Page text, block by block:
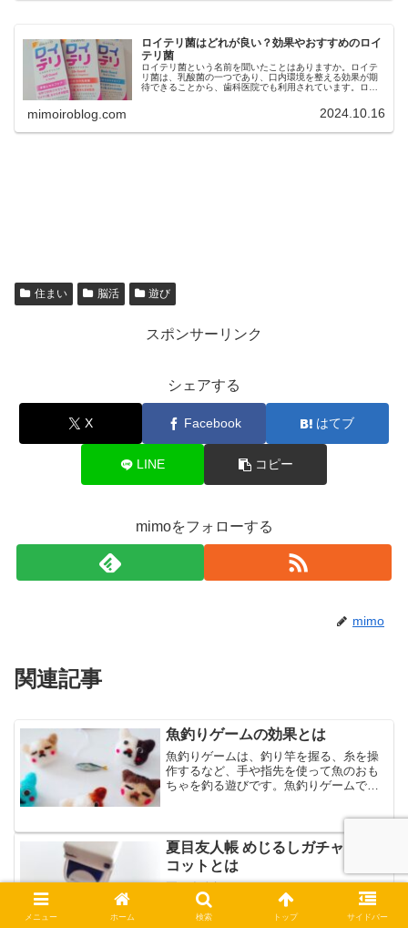
ロイテリ菌はどれが良い？効果やおすすめのロイ
テリ菌
ロイテリ菌という名前を聞いたことはありますか。ロイテ
リ菌は、乳酸菌の一つであり、口内環境を整える効果が期
待できることから、歯科医院でも利用されています。ロイ
mimoiroblog.com 2024.10.16
住まい 脳活 遊び
スポンサーリンク
シェアする
X Facebook はてブ
LINE コピー
mimoをフォローする
mimo
関連記事
魚釣りゲームの効果とは
魚釣りゲームは、釣り竿を握る、糸を操
作するなど、手や指先を使って魚のおも
ちゃを釣る遊びです。魚釣りゲームで
すが、釣り上げた時には達成感を味わう
こともできます。しかし、魚釣りゲーム
は、達成感があり、楽しいだ...
夏目友人帳 めじるしガチャマス
コットとは
は、めじるしガチャマスコットシリーズ
に登場した、アニメ「夏目友人帳」のニ
メニュー ホーム 検索 トップ サイドバー